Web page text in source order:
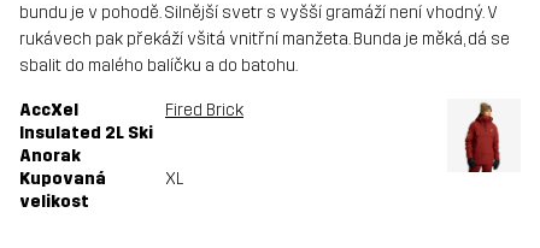
bundu je v pohodě. Silnější svetr s vyšší gramáží není vhodný. V
rukávech pak překáží všitá vnitřní manžeta. Bunda je měká, dá se
sbalit do malého balíčku a do batohu.
AccXel
Insulated 2L Ski
Anorak
Fired Brick
Kupovaná
velikost
XL